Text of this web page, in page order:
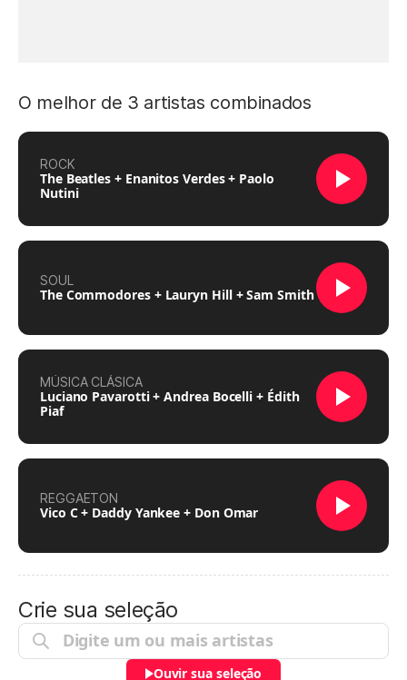
O melhor de 3 artistas combinados
ROCK
The Beatles + Enanitos Verdes + Paolo
Nutini
SOUL
The Commodores + Lauryn Hill + Sam Smith
MÚSICA CLÁSICA
Luciano Pavarotti + Andrea Bocelli + Édith
Piaf
REGGAETON
Vico C + Daddy Yankee + Don Omar
Crie sua seleção
Ouvir sua seleção